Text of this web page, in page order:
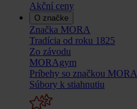
Akční ceny
O značke
Značka MORA
Tradícia od roku 1825
Zo závodu
MORAgym
Príbehy so značkou MORA
Súbory k stiahnutiu